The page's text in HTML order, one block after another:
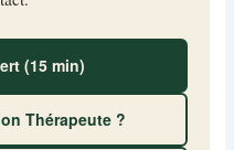
(15 min)
Thérapeute ?